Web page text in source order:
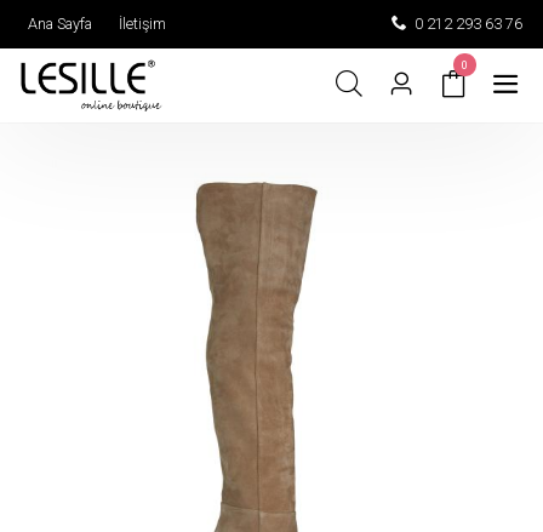
Ana Sayfa İletişim 0 212 293 63 76
0